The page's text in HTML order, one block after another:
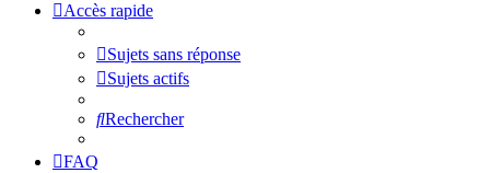
Accès rapide
Sujets sans réponse
Sujets actifs
Rechercher
FAQ